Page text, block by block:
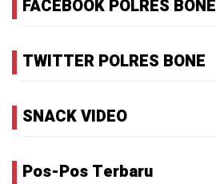
FACEBOOK POLRES BONE
TWITTER POLRES BONE
SNACK VIDEO
Pos-Pos Terbaru